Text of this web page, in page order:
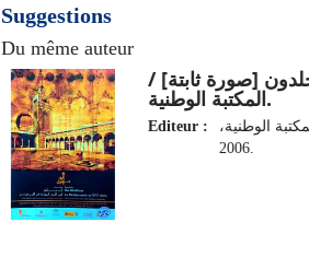
Suggestions
Du même auteur
[صورة ثابتة] /
المكتبة الوطنية.
Editeur :
الوطنية،
2006.